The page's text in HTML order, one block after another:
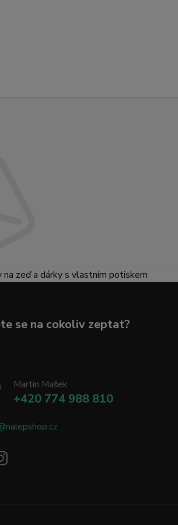
zeď a dárky s vlastním potiskem
se na cokoliv zeptat?
Martin Mašek
+420 774 988 810